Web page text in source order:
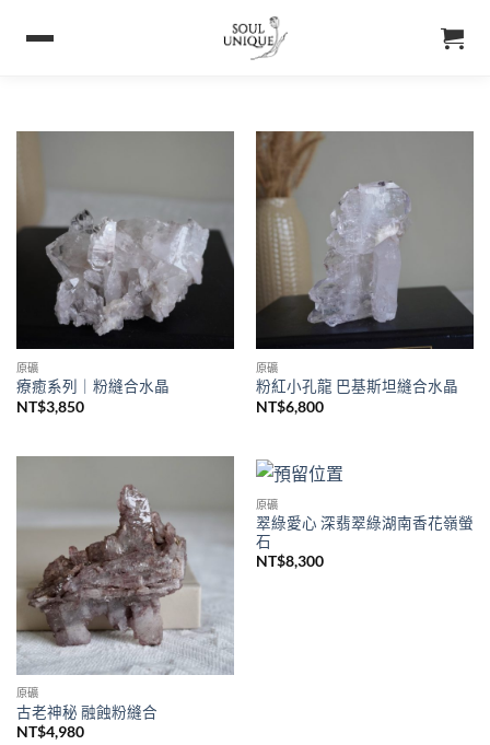
原礦
療癒系列｜粉縫合水晶
NT$3,850
原礦
粉紅小孔龍 巴基斯坦縫合水晶
NT$6,800
原礦
古老神秘 融蝕粉縫合
NT$4,980
原礦
翠綠愛心 深翡翠綠湖南香花嶺螢
石
NT$8,300